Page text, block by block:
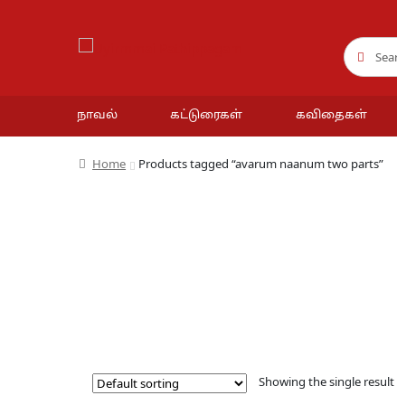
Search
for:
Search
நாவல் கட்டுரைகள் கவிதைகள்
Home Products tagged “avarum naanum two parts”
Showing the single result